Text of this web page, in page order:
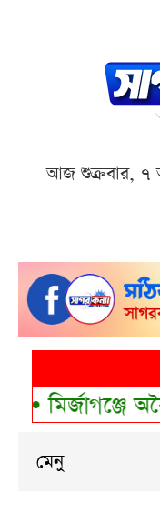
আজ শুক্রবার, ৭
মির্জাগঞ্জে
মেনু